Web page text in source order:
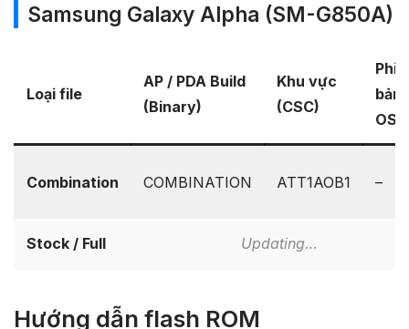
Samsung Galaxy Alpha (SM-G850A)
Loại file
AP / PDA Build
(Binary)
Khu vực
(CSC)
bản
OS
Combination COMBINATION ATT1AOB1 –
Stock / Full Updating…
Hướng dẫn flash ROM